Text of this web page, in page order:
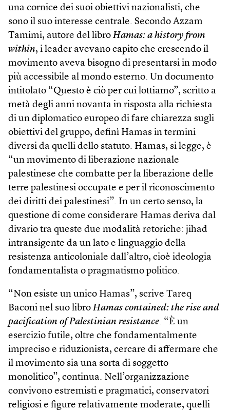
una cornice dei suoi obiettivi nazionalisti, che
sono il suo interesse centrale. Secondo Azzam
Tamimi, autore del libro Hamas: a history from
within, i leader avevano capito che crescendo il
movimento aveva bisogno di presentarsi in modo
più accessibile al mondo esterno. Un documento
intitolato “Questo è ciò per cui lottiamo”, scritto a
metà degli anni novanta in risposta alla richiesta
di un diplomatico europeo di fare chiarezza sugli
obiettivi del gruppo, definì Hamas in termini
diversi da quelli dello statuto. Hamas, si legge, è
“un movimento di liberazione nazionale
palestinese che combatte per la liberazione delle
terre palestinesi occupate e per il riconoscimento
dei diritti dei palestinesi”. In un certo senso, la
questione di come considerare Hamas deriva dal
divario tra queste due modalità retoriche: jihad
intransigente da un lato e linguaggio della
resistenza anticoloniale dall’altro, cioè ideologia
fondamentalista o pragmatismo politico.
“Non esiste un unico Hamas”, scrive Tareq
Baconi nel suo libro Hamas contained: the rise and
pacification of Palestinian resistance. “È un
esercizio futile, oltre che fondamentalmente
impreciso e riduzionista, cercare di affermare che
il movimento sia una sorta di soggetto
monolitico”, continua. Nell’organizzazione
convivono estremisti e pragmatici, conservatori
religiosi e figure relativamente moderate, quelli